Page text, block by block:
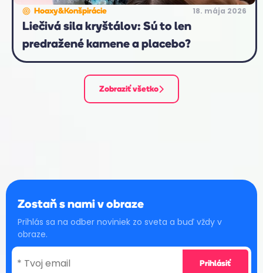
Hoaxy&Konšpirácie 18. mája 2026
Liečivá sila kryštálov: Sú to len
predražené kamene a placebo?
Zobraziť všetko
Zostaň s nami v obraze
Prihlás sa na odber noviniek zo sveta a buď vždy v
obraze.